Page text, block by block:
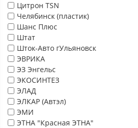
Цитрон TSN
Челябинск (пластик)
Шанс Плюс
Штат
Шток-Авто гУльяновск
ЭВРИКА
ЭЗ Энгельс
ЭКОСИНТЕЗ
ЭЛАД
ЭЛКАР (Автэл)
ЭМИ
ЭТНА "Красная ЭТНА"